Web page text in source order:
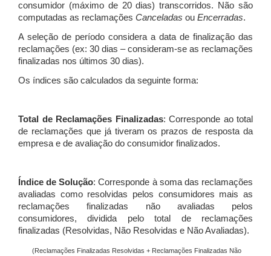
consumidor (máximo de 20 dias) transcorridos. Não são
computadas as reclamações Canceladas ou Encerradas.
A seleção de período considera a data de finalização das
reclamações (ex: 30 dias – consideram-se as reclamações
finalizadas nos últimos 30 dias).
Os índices são calculados da seguinte forma:
Total de Reclamações Finalizadas: Corresponde ao total
de reclamações que já tiveram os prazos de resposta da
empresa e de avaliação do consumidor finalizados.
Índice de Solução: Corresponde à soma das reclamações
avaliadas como resolvidas pelos consumidores mais as
reclamações finalizadas não avaliadas pelos
consumidores, dividida pelo total de reclamações
finalizadas (Resolvidas, Não Resolvidas e Não Avaliadas).
(Reclamações Finalizadas Resolvidas + Reclamações Finalizadas Não